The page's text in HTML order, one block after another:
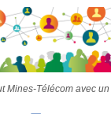
Mines-Télécom avec un